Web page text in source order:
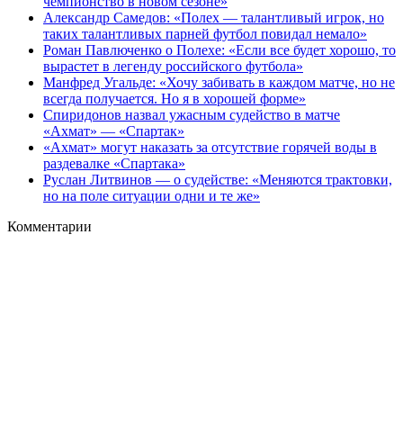
Александр Самедов: «Полех — талантливый игрок, но
таких талантливых парней футбол повидал немало»
Роман Павлюченко о Полехе: «Если все будет хорошо, то
вырастет в легенду российского футбола»
Манфред Угальде: «Хочу забивать в каждом матче, но не
всегда получается. Но я в хорошей форме»
Спиридонов назвал ужасным судейство в матче
«Ахмат» — «Спартак»
«Ахмат» могут наказать за отсутствие горячей воды в
раздевалке «Спартака»
Руслан Литвинов — о судействе: «Меняются трактовки,
но на поле ситуации одни и те же»
Комментарии